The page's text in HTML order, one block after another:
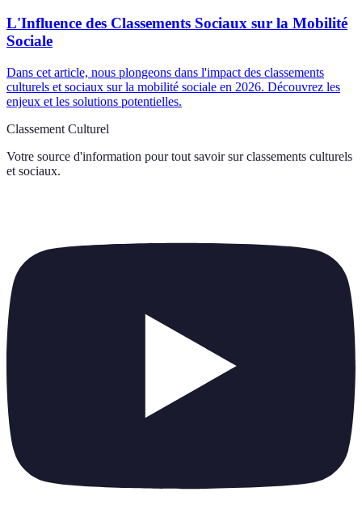
L'Influence des Classements Sociaux sur la Mobilité
Sociale
Dans cet article, nous plongeons dans l'impact des classements
culturels et sociaux sur la mobilité sociale en 2026. Découvrez les
enjeux et les solutions potentielles.
Classement Culturel
Votre source d'information pour tout savoir sur classements culturels
et sociaux.